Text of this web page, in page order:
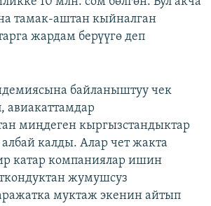
тамак-аштан кыйналган
жардам берүүгө деп
байланыштуу чек
авиакаттамдар
миңдеген кыргызстандыктар
калды. Алар чет жакта
катар компаниялар ишин
жумушсуз
муктаж экенин айтып